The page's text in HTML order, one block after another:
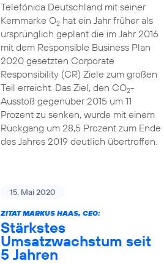
Telefónica Deutschland mit seiner
Kernmarke O2hat ein Jahr früher als
ursprünglich geplant die im Jahr 2016
mit dem Responsible Business Plan
2020 gesetzten Corporate
Responsibility (CR) Ziele zum großen
Teil erreicht. Das Ziel, den CO2-
Ausstoß gegenüber 2015 um 11
Prozent zu senken, wurde mit einem
Rückgang um 28,5 Prozent zum Ende
des Jahres 2019 deutlich übertroffen.
15. Mai 2020
ZITAT MARKUS HAAS, CEO:
Stärkstes
Umsatzwachstum seit
5 Jahren